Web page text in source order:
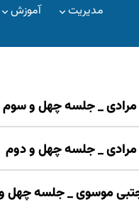
مدیریت آموزش